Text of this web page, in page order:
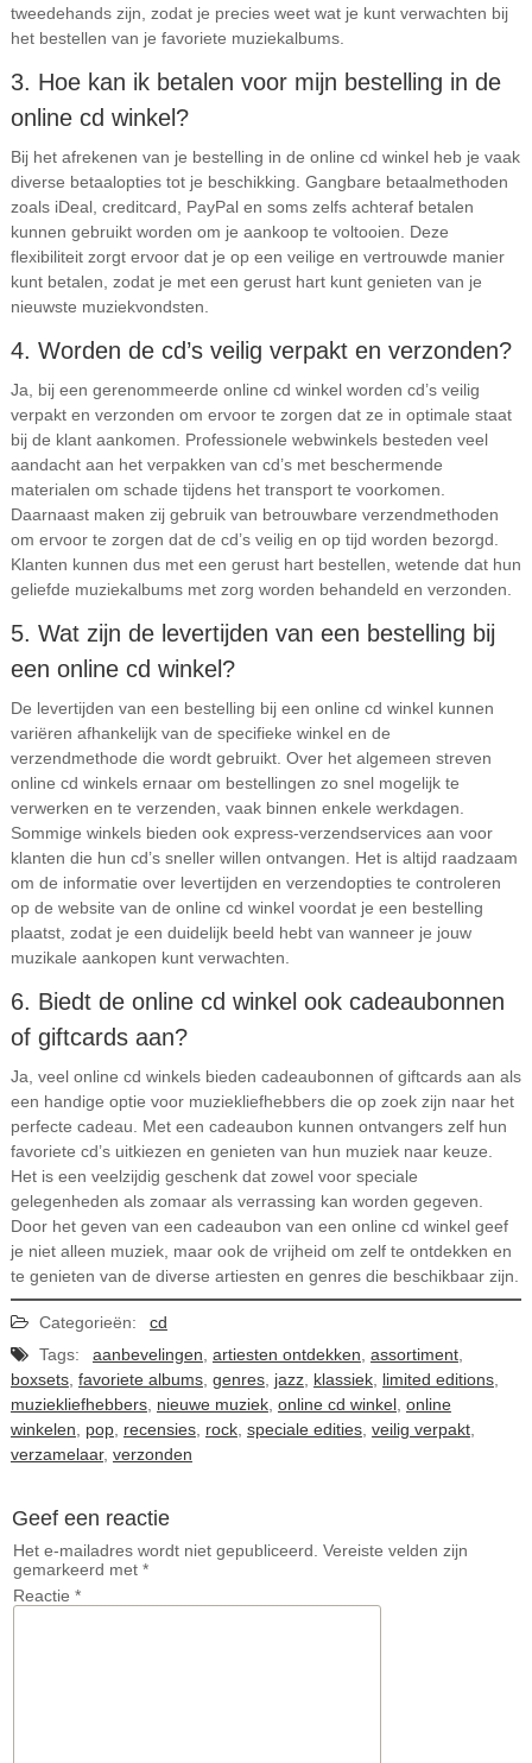
tweedehands zijn, zodat je precies weet wat je kunt verwachten bij
het bestellen van je favoriete muziekalbums.
3. Hoe kan ik betalen voor mijn bestelling in de
online cd winkel?
Bij het afrekenen van je bestelling in de online cd winkel heb je vaak
diverse betaalopties tot je beschikking. Gangbare betaalmethoden
zoals iDeal, creditcard, PayPal en soms zelfs achteraf betalen
kunnen gebruikt worden om je aankoop te voltooien. Deze
flexibiliteit zorgt ervoor dat je op een veilige en vertrouwde manier
kunt betalen, zodat je met een gerust hart kunt genieten van je
nieuwste muziekvondsten.
4. Worden de cd’s veilig verpakt en verzonden?
Ja, bij een gerenommeerde online cd winkel worden cd’s veilig
verpakt en verzonden om ervoor te zorgen dat ze in optimale staat
bij de klant aankomen. Professionele webwinkels besteden veel
aandacht aan het verpakken van cd’s met beschermende
materialen om schade tijdens het transport te voorkomen.
Daarnaast maken zij gebruik van betrouwbare verzendmethoden
om ervoor te zorgen dat de cd’s veilig en op tijd worden bezorgd.
Klanten kunnen dus met een gerust hart bestellen, wetende dat hun
geliefde muziekalbums met zorg worden behandeld en verzonden.
5. Wat zijn de levertijden van een bestelling bij
een online cd winkel?
De levertijden van een bestelling bij een online cd winkel kunnen
variëren afhankelijk van de specifieke winkel en de
verzendmethode die wordt gebruikt. Over het algemeen streven
online cd winkels ernaar om bestellingen zo snel mogelijk te
verwerken en te verzenden, vaak binnen enkele werkdagen.
Sommige winkels bieden ook express-verzendservices aan voor
klanten die hun cd’s sneller willen ontvangen. Het is altijd raadzaam
om de informatie over levertijden en verzendopties te controleren
op de website van de online cd winkel voordat je een bestelling
plaatst, zodat je een duidelijk beeld hebt van wanneer je jouw
muzikale aankopen kunt verwachten.
6. Biedt de online cd winkel ook cadeaubonnen
of giftcards aan?
Ja, veel online cd winkels bieden cadeaubonnen of giftcards aan als
een handige optie voor muziekliefhebbers die op zoek zijn naar het
perfecte cadeau. Met een cadeaubon kunnen ontvangers zelf hun
favoriete cd’s uitkiezen en genieten van hun muziek naar keuze.
Het is een veelzijdig geschenk dat zowel voor speciale
gelegenheden als zomaar als verrassing kan worden gegeven.
Door het geven van een cadeaubon van een online cd winkel geef
je niet alleen muziek, maar ook de vrijheid om zelf te ontdekken en
te genieten van de diverse artiesten en genres die beschikbaar zijn.
Categorieën:
cd
Tags:
aanbevelingen artiesten ontdekken assortiment,
boxsets, favoriete albums, genres, jazz, klassiek, limited editions,
muziekliefhebbers, nieuwe muziek, online cd winkel, online
winkelen
pop, recensies, rock, speciale edities, veilig verpakt,
verzamelaar, verzonden
Geef een reactie
Het e-mailadres wordt niet gepubliceerd. Vereiste velden zijn
gemarkeerd met *
Reactie *